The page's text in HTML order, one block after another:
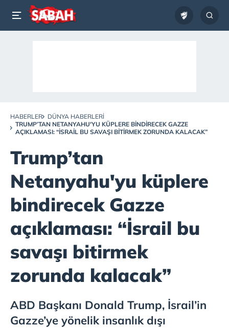
HABERLER
DÜNYA HABERLERI
TRUMP’TAN NETANYAHU'YU KÜPLERE BINDIRECEK GAZZE
AÇIKLAMASI: “İSRAIL BU SAVAŞI BITIRMEK ZORUNDA KALACAK”
Trump’tan
Netanyahu'yu küplere
bindirecek Gazze
açıklaması: “İsrail bu
savaşı bitirmek
zorunda kalacak”
ABD Başkanı Donald Trump, İsrail’in
Gazze’ye yönelik insanlık dışı